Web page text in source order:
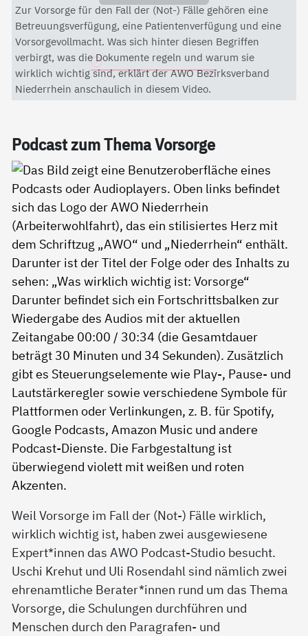
Mit dem Aktivieren des Videos akzeptieren Sie die
Datenschutzerklärung von YouTube.
Datenschutzerklärung
Zur Vorsorge für den Fall der (Not-) Fälle gehören eine
Betreuungsverfügung, eine Patientenverfügung und eine
Vorsorgevollmacht. Was sich hinter diesen Begriffen
verbirgt, was die Dokumente regeln und warum sie
wirklich wichtig sind, erklärt der AWO Bezirksverband
Niederrhein anschaulich in diesem Video.
Pod­cast zum The­ma Vor­sor­ge
Weil Vorsorge im Fall der (Not-) Fälle wirklich,
wirklich wichtig ist, haben zwei ausgewiesene
Expert*innen das AWO Podcast-Studio besucht.
Uschi Krehut und Uli Rosendahl sind nämlich zwei
ehrenamtliche Berater*innen rund um das Thema
Vorsorge, die Schulungen durchführen und
Menschen durch den Paragrafen- und